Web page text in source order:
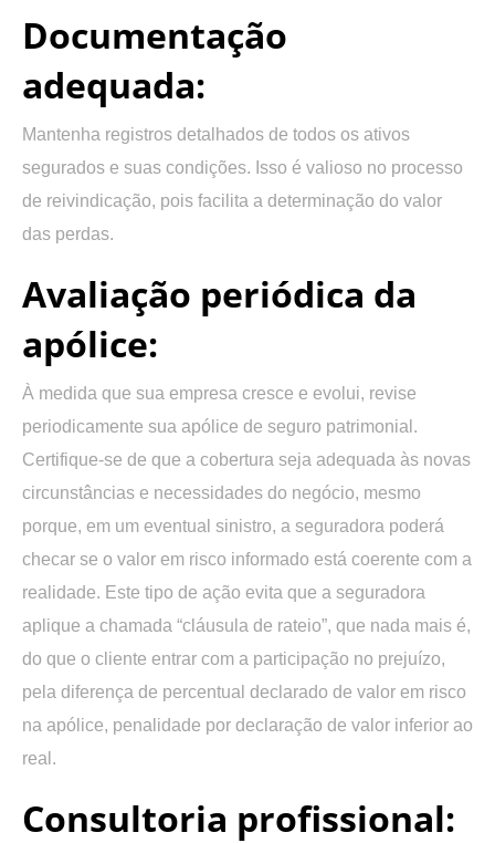
Documentação
adequada:
Mantenha registros detalhados de todos os ativos
segurados e suas condições. Isso é valioso no processo
de reivindicação, pois facilita a determinação do valor
das perdas.
Avaliação periódica da
apólice:
À medida que sua empresa cresce e evolui, revise
periodicamente sua apólice de seguro patrimonial.
Certifique-se de que a cobertura seja adequada às novas
circunstâncias e necessidades do negócio, mesmo
porque, em um eventual sinistro, a seguradora poderá
checar se o valor em risco informado está coerente com a
realidade. Este tipo de ação evita que a seguradora
aplique a chamada “cláusula de rateio”, que nada mais é,
do que o cliente entrar com a participação no prejuízo,
pela diferença de percentual declarado de valor em risco
na apólice, penalidade por declaração de valor inferior ao
real.
Consultoria profissional: